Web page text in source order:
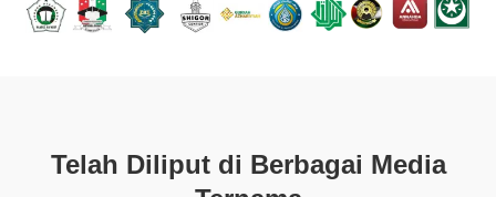
Telah Diliput di Berbagai Media